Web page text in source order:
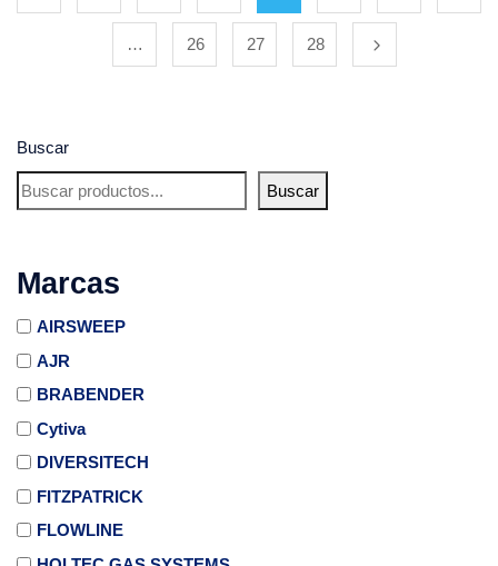
Buscar
Buscar
Marcas
AIRSWEEP
AJR
BRABENDER
Cytiva
DIVERSITECH
FITZPATRICK
FLOWLINE
… 26 27 28